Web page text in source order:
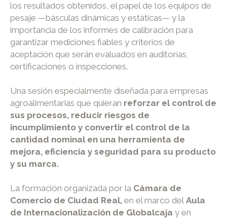
los resultados obtenidos, el papel de los equipos de
pesaje —básculas dinámicas y estáticas— y la
importancia de los informes de calibración para
garantizar mediciones fiables y criterios de
aceptación que serán evaluados en auditorías,
certificaciones o inspecciones.
Una sesión especialmente diseñada para empresas
agroalimentarias que quieran reforzar el control de
sus procesos, reducir riesgos de
incumplimiento y convertir el control de la
cantidad nominal en una herramienta de
mejora, eficiencia y seguridad para su producto
y su marca.
La formación organizada por la Cámara de
Comercio de Ciudad Real, en el marco del Aula
de Internacionalización de Globalcaja y en